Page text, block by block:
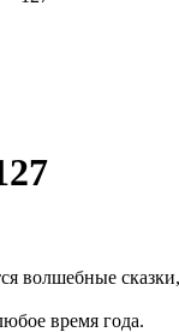
волшебные
время года.